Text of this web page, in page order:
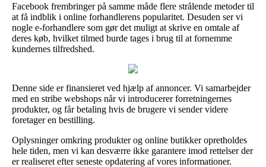
Facebook frembringer på samme måde flere strålende metoder til
at få indblik i online forhandlerens popularitet. Desuden ser vi
nogle e-forhandlere som gør det muligt at skrive en omtale af
deres køb, hvilket tilmed burde tages i brug til at fornemme
kundernes tilfredshed.
Denne side er finansieret ved hjælp af annoncer. Vi samarbejder
med en stribe webshops når vi introducerer forretningernes
produkter, og får betaling hvis de brugere vi sender videre
foretager en bestilling.
Oplysninger omkring produkter og online butikker opretholdes
hele tiden, men vi kan desværre ikke garantere imod rettelser der
er realiseret efter seneste opdatering af vores informationer.